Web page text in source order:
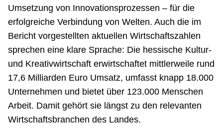
Umsetzung von Innovationsprozessen – für die
erfolgreiche Verbindung von Welten. Auch die im
Bericht vorgestellten aktuellen Wirtschaftszahlen
sprechen eine klare Sprache: Die hessische Kultur-
und Kreativwirtschaft erwirtschaftet mittlerweile rund
17,6 Milliarden Euro Umsatz, umfasst knapp 18.000
Unternehmen und bietet über 123.000 Menschen
Arbeit. Damit gehört sie längst zu den relevanten
Wirtschaftsbranchen des Landes.